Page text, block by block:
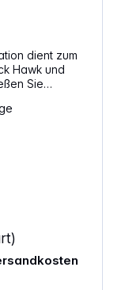
dient zum
Hawk und
Sie
an